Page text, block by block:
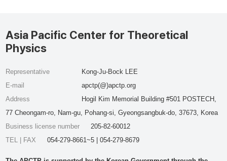
Asia Pacific Center for Theoretical
Physics
Representative
Kong-Ju-Bock LEE
E-mail
apctp(@)apctp.org
Address
Hogil Kim Memorial Building #501 POSTECH,
77 Cheongam-ro, Nam-gu, Pohang-si, Gyeongsangbuk-do, 37673, Korea
Business license number
205-82-60012
TEL | FAX
054-279-8661~5 | 054-279-8679